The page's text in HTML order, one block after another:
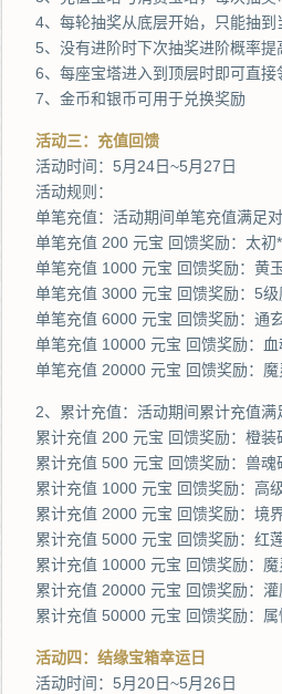
腾讯游戏 新浪游戏
pcgame 中华网
游侠网页游戏 40407
斗蟹网页游戏 游戏观察
4、每轮抽奖从底层开始，只能抽
5、没有进阶时下次抽奖进阶概率提
6、每座宝塔进入到顶层时即可直
7、金币和银币可用于兑换奖励
活动三：充值回馈
活动时间：5月24日~5月27日
活动规则：
单笔充值：活动期间单笔充值满足
单笔充值 200 元宝 回馈奖励：太
单笔充值 1000 元宝 回馈奖励：黄
单笔充值 3000 元宝 回馈奖励：5
单笔充值 6000 元宝 回馈奖励：通
单笔充值 10000 元宝 回馈奖励：
单笔充值 20000 元宝 回馈奖励：
2、累计充值：活动期间累计充值
累计充值 200 元宝 回馈奖励：橙
累计充值 500 元宝 回馈奖励：兽
累计充值 1000 元宝 回馈奖励：高
累计充值 2000 元宝 回馈奖励：境
累计充值 5000 元宝 回馈奖励：红
累计充值 10000 元宝 回馈奖励：
累计充值 20000 元宝 回馈奖励：
累计充值 50000 元宝 回馈奖励：
活动四：结缘宝箱幸运日
活动时间：5月20日~5月26日